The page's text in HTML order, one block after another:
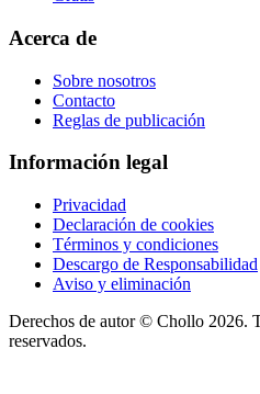
Acerca de
Sobre nosotros
Contacto
Reglas de publicación
Información legal
Privacidad
Declaración de cookies
Términos y condiciones
Descargo de Responsabilidad
Aviso y eliminación
Derechos de autor © Chollo 2026.
reservados.